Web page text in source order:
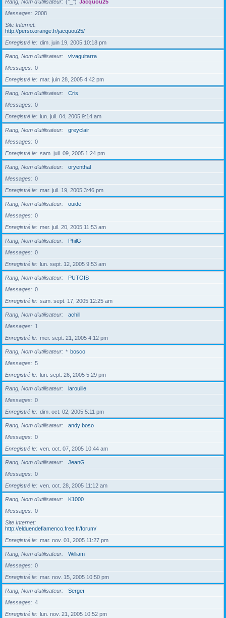
Rang, Nom d’utilisateur (°_°) Jacquou25
Messages
2008
Site Internet
http://perso.orange.fr/jacquou25/
Enregistré le
dim. juin 19, 2005 10:18 pm
Rang, Nom d’utilisateur
vivaguitarra
Messages
0
Enregistré le
mar. juin 28, 2005 4:42 pm
Rang, Nom d’utilisateur
Cris
Messages
0
Enregistré le
lun. juil. 04, 2005 9:14 am
Rang, Nom d’utilisateur
greyclair
Messages
0
Enregistré le
sam. juil. 09, 2005 1:24 pm
Rang, Nom d’utilisateur
oryenthal
Messages
0
Enregistré le
mar. juil. 19, 2005 3:46 pm
Rang, Nom d’utilisateur
ouide
Messages
0
Enregistré le
mer. juil. 20, 2005 11:53 am
Rang, Nom d’utilisateur
PhilG
Messages
0
Enregistré le
lun. sept. 12, 2005 9:53 am
Rang, Nom d’utilisateur
PUTOIS
Messages
0
Enregistré le
sam. sept. 17, 2005 12:25 am
Rang, Nom d’utilisateur
achill
Messages
1
Enregistré le
mer. sept. 21, 2005 4:12 pm
Rang, Nom d’utilisateur * bosco
Messages
5
Enregistré le
lun. sept. 26, 2005 5:29 pm
Rang, Nom d’utilisateur
larouille
Messages
0
Enregistré le
dim. oct. 02, 2005 5:11 pm
Rang, Nom d’utilisateur
andy boso
Messages
0
Enregistré le
ven. oct. 07, 2005 10:44 am
Rang, Nom d’utilisateur
JeanG
Messages
0
Enregistré le
ven. oct. 28, 2005 11:12 am
Rang, Nom d’utilisateur
K1000
Messages
0
Site Internet
http://elduendeflamenco.free.fr/forum/
Enregistré le
mar. nov. 01, 2005 11:27 pm
Rang, Nom d’utilisateur
William
Messages
0
Enregistré le
mar. nov. 15, 2005 10:50 pm
Rang, Nom d’utilisateur
Sergeï
Messages
4
Enregistré le
lun. nov. 21, 2005 10:52 pm